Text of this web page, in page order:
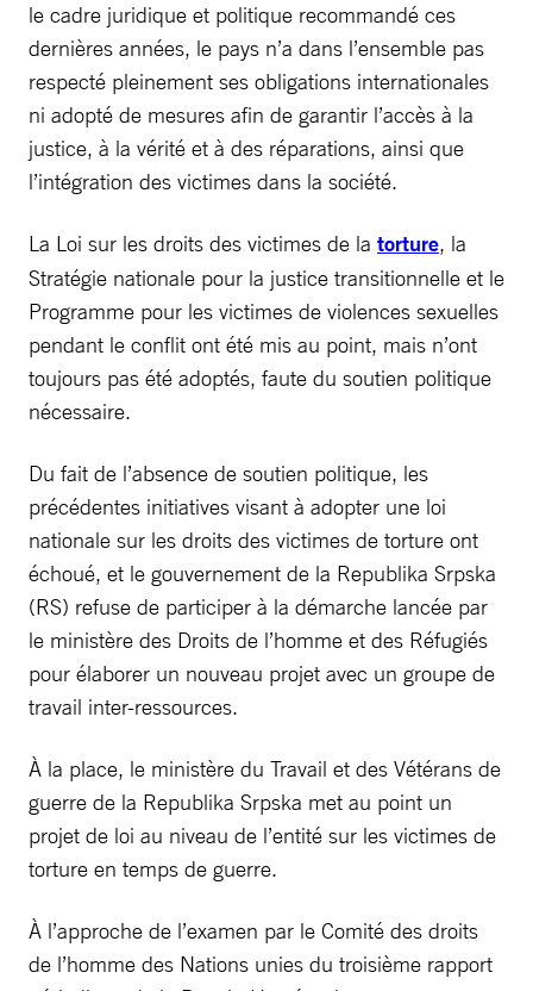
le cadre juridique et politique recommandé ces
dernières années, le pays n’a dans l’ensemble pas
respecté pleinement ses obligations internationales
ni adopté de mesures afin de garantir l’accès à la
justice, à la vérité et à des réparations, ainsi que
l’intégration des victimes dans la société.
La Loi sur les droits des victimes de la torture, la
Stratégie nationale pour la justice transitionnelle et le
Programme pour les victimes de violences sexuelles
pendant le conflit ont été mis au point, mais n’ont
toujours pas été adoptés, faute du soutien politique
nécessaire.
Du fait de l’absence de soutien politique, les
précédentes initiatives visant à adopter une loi
nationale sur les droits des victimes de torture ont
échoué, et le gouvernement de la Republika Srpska
(RS) refuse de participer à la démarche lancée par
le ministère des Droits de l’homme et des Réfugiés
pour élaborer un nouveau projet avec un groupe de
travail inter-ressources.
À la place, le ministère du Travail et des Vétérans de
guerre de la Republika Srpska met au point un
projet de loi au niveau de l’entité sur les victimes de
torture en temps de guerre.
À l’approche de l’examen par le Comité des droits
de l’homme des Nations unies du troisième rapport